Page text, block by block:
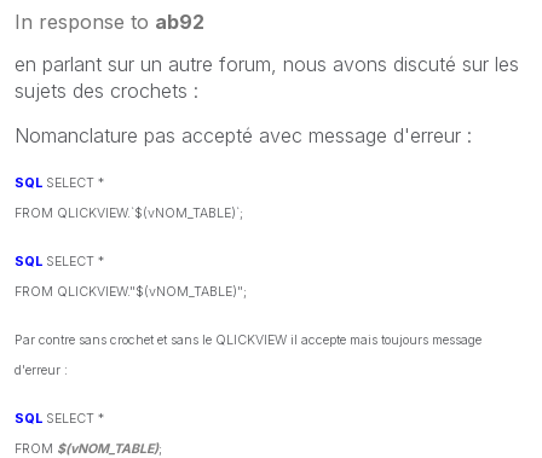
In response to ab92
en parlant sur un autre forum, nous avons discuté sur les
sujets des crochets :
Nomanclature pas accepté avec message d'erreur :
SQL SELECT *
FROM QLICKVIEW.`$(vNOM_TABLE)`;
SQL SELECT *
FROM QLICKVIEW."$(vNOM_TABLE)";
Par contre sans crochet et sans le QLICKVIEW il accepte mais toujours message
d'erreur :
SQL SELECT *
FROM $(vNOM_TABLE);